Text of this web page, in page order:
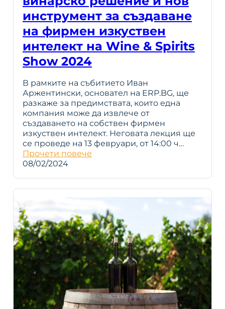
инструмент за създаване
на фирмен изкуствен
интелект на Wine & Spirits
Show 2024
В рамките на събитието Иван
Аржентински, основател на ERP.BG, ще
разкаже за предимствата, които една
компания може да извлече от
създаването на собствен фирмен
изкуствен интелект. Неговата лекция ще
се проведе на 13 февруари, от 14:00 ч…
Прочети повече
08/02/2024